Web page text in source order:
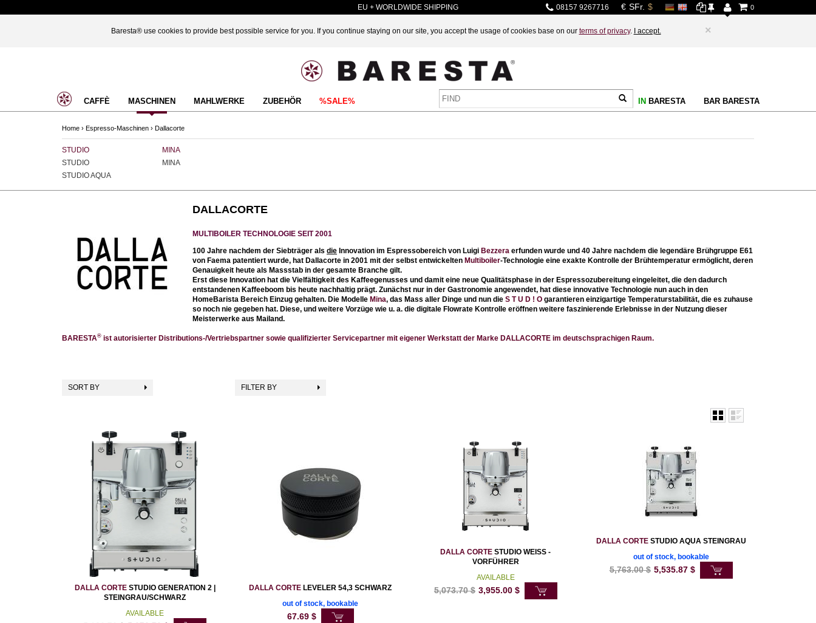
Baresta® use cookies to provide best possible service for you. If you continue staying on our site, you accept the usage of cookies base on our terms of privacy. I accept. ×
EU + WORLDWIDE SHIPPING 0
08157 9267716
CAFFÈ MASCHINEN MAHLWERKE ZUBEHÖR %SALE% BAR BARESTA
IN BARESTA
Home › Espresso-Maschinen › Dallacorte
STUDIO
STUDIO
STUDIO AQUA
MINA
MINA
DALLACORTE
MULTIBOILER TECHNOLOGIE SEIT 2001
100 Jahre nachdem der Siebträger als die Innovation im Espressobereich von Luigi Bezzera erfunden wurde und 40 Jahre nachdem die legendäre Brühgruppe E61
von Faema patentiert wurde, hat Dallacorte in 2001 mit der selbst entwickelten Multiboiler-Technologie eine exakte Kontrolle der Brühtemperatur ermöglicht, deren
Genauigkeit heute als Massstab in der gesamte Branche gilt.
Erst diese Innovation hat die Vielfältigkeit des Kaffeegenusses und damit eine neue Qualitätsphase in der Espressozubereitung eingeleitet, die den dadurch
entstandenen Kaffeeboom bis heute nachhaltig prägt. Zunächst nur in der Gastronomie angewendet, hat diese innovative Technologie nun auch in den
HomeBarista Bereich Einzug gehalten. Die Modelle Mina, das Mass aller Dinge und nun die S T U D ! O garantieren einzigartige Temperaturstabilität, die es zuhause
so noch nie gegeben hat. Diese, und weitere Vorzüge wie u. a. die digitale Flowrate Kontrolle eröffnen weitere faszinierende Erlebnisse in der Nutzung dieser
Meisterwerke aus Mailand.
BARESTA® ist autorisierter Distributions-/Vertriebspartner sowie qualifizierter Servicepartner mit eigener Werkstatt der Marke DALLACORTE im deutschsprachigen Raum.
SORT BY FILTER BY
DALLA CORTESTUDIO GENERATION 2 |
STEINGRAU/SCHWARZ
AVAILABLE
DALLA CORTE LEVELER 54,3 SCHWARZ
out of stock, bookable
67.69$
DALLA CORTE STUDIO WEISS -
VORFÜHRER
AVAILABLE
5,073.70$ 3,955.00$
DALLA CORTESTUDIO AQUA STEINGRAU
out of stock, bookable
5,763.00$ 5,535.87$